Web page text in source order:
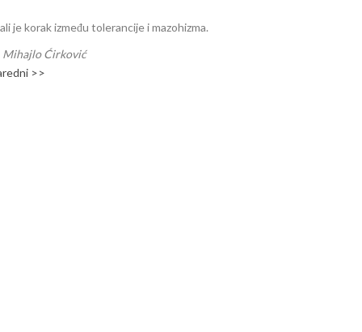
je korak između tolerancije i mazohizma.
Mihajlo Ćirković
>>